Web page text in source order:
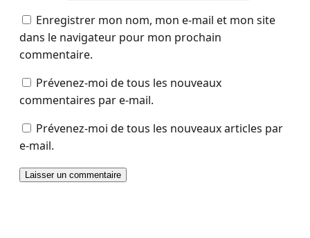
Enregistrer mon nom, mon e-mail et mon site
dans le navigateur pour mon prochain
commentaire.
Prévenez-moi de tous les nouveaux
commentaires par e-mail.
Prévenez-moi de tous les nouveaux articles par
e-mail.